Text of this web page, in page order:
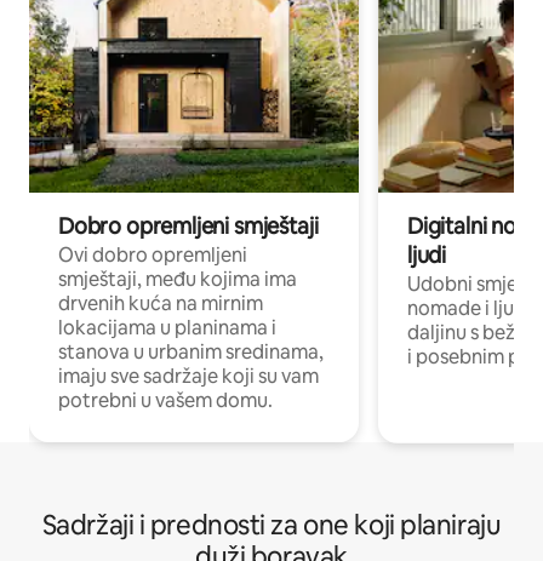
Dobro opremljeni smještaji
Ovi dobro opremljeni
smještaji, među kojima ima
drvenih kuća na mirnim
lokacijama u planinama i
stanova u urbanim sredinama,
imaju sve sadržaje koji su vam
potrebni u vašem domu.
Digitalni
ljudi
Udobni
nomade i ljude
daljinu s
i posebnim
Sadržaji i prednosti za one koji planiraju